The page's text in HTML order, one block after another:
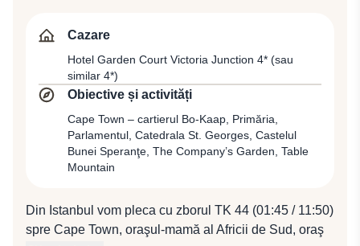
Cazare
Hotel Garden Court Victoria Junction 4* (sau
similar 4*)
Obiective și activități
Cape Town – cartierul Bo-Kaap, Primăria,
Parlamentul, Catedrala St. Georges, Castelul
Bunei Speranţe, The Company’s Garden, Table
Mountain
Din Istanbul vom pleca cu zborul TK 44 (01:45 / 11:50)
spre Cape Town, oraşul-mamă al Africii de Sud, oraş